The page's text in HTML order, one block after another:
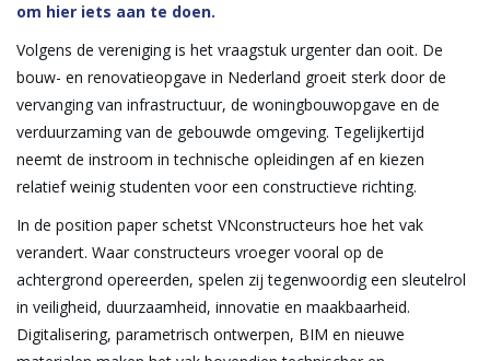
om hier iets aan te doen.
Volgens de vereniging is het vraagstuk urgenter dan ooit. De
bouw- en renovatieopgave in Nederland groeit sterk door de
vervanging van infrastructuur, de woningbouwopgave en de
verduurzaming van de gebouwde omgeving. Tegelijkertijd
neemt de instroom in technische opleidingen af en kiezen
relatief weinig studenten voor een constructieve richting.
In de position paper schetst VNconstructeurs hoe het vak
verandert. Waar constructeurs vroeger vooral op de
achtergrond opereerden, spelen zij tegenwoordig een sleutelrol
in veiligheid, duurzaamheid, innovatie en maakbaarheid.
Digitalisering, parametrisch ontwerpen, BIM en nieuwe